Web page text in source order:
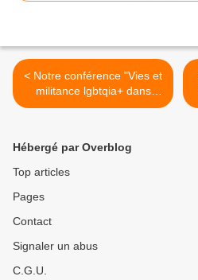
< Notre conférence "Vies et
militance lgbtqia+ dans
l'Aisne de 1950 à nous
Hébergé par Overblog
Top articles
Pages
Contact
Signaler un abus
C.G.U.